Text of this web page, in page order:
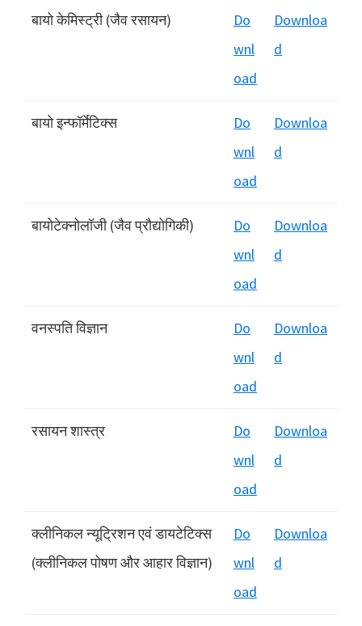
बायो केमिस्ट्री (जैव रसायन)
Do
wnl
oad
Downloa
d
बायो इन्फॉर्मेटिक्‍स
Do
wnl
oad
Downloa
d
बायोटेक्नोलॉजी (जैव प्रौद्योगिकी)
Do
wnl
oad
Downloa
d
वनस्पति विज्ञान
Do
wnl
oad
Downloa
d
रसायन शास्त्र
Do
wnl
oad
Downloa
d
क्लीनिकल न्यूट्रिशन एवं डायटेटिक्स
(क्लीनिकल पोषण और आहार विज्ञान)
Do
wnl
oad
Downloa
d